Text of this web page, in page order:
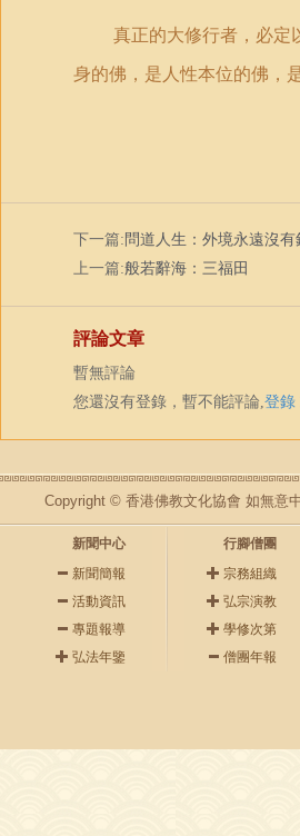
真正的大修行者，必定
身的佛，是人性本位的佛，
下一篇: 問道人生：外境永遠沒有
上一篇:般若辭海：三福田
評論文章
暫無評論
您還沒有登錄，暫不能評論,登錄
Copyright © 香港佛教文化協會 如無意
新聞中心
新聞簡報
活動資訊
專題報導
弘法年鑒
行腳僧團
宗務組織
弘宗演教
學修次第
僧團年報